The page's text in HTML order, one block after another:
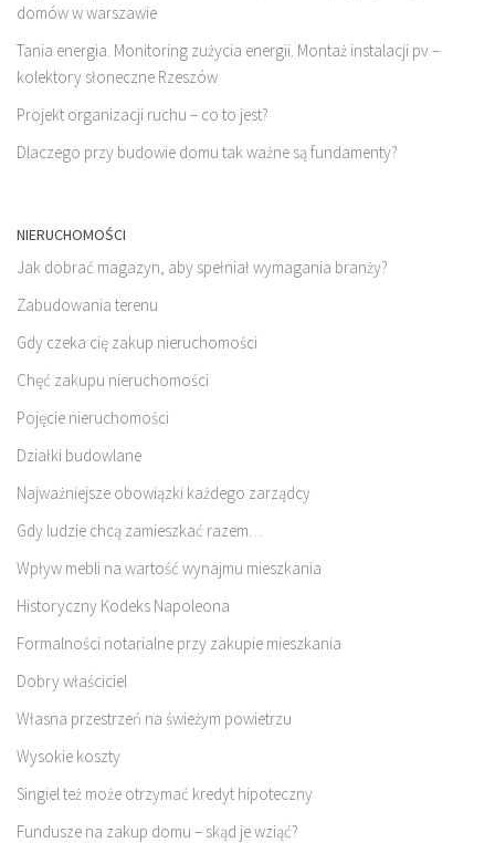
domów w warszawie
Tania energia. Monitoring zużycia energii. Montaż instalacji pv –
kolektory słoneczne Rzeszów
Projekt organizacji ruchu – co to jest?
Dlaczego przy budowie domu tak ważne są fundamenty?
NIERUCHOMOŚCI
Jak dobrać magazyn, aby spełniał wymagania branży?
Zabudowania terenu
Gdy czeka cię zakup nieruchomości
Chęć zakupu nieruchomości
Pojęcie nieruchomości
Działki budowlane
Najważniejsze obowiązki każdego zarządcy
Gdy ludzie chcą zamieszkać razem…
Wpływ mebli na wartość wynajmu mieszkania
Historyczny Kodeks Napoleona
Formalności notarialne przy zakupie mieszkania
Dobry właściciel
Własna przestrzeń na świeżym powietrzu
Wysokie koszty
Singiel też może otrzymać kredyt hipoteczny
Fundusze na zakup domu – skąd je wziąć?